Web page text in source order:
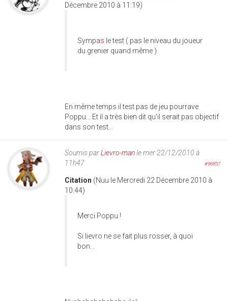
Décembre 2010 à 11:19)
Sympas le test ( pas le niveau du joueur
du grenier quand même )
En même temps il test pas de jeu pourrave
Poppu... Et il a très bien dit qu'il serait pas objectif
dans son test...
Soumis parLievro-manle mer 22/12/2010 à
11h47
#96857
Citation (Nuu le Mercredi 22 Décembre 2010 à
10:44)
Merci Poppu !
Si lievro ne se fait plus rosser, à quoi
bon...